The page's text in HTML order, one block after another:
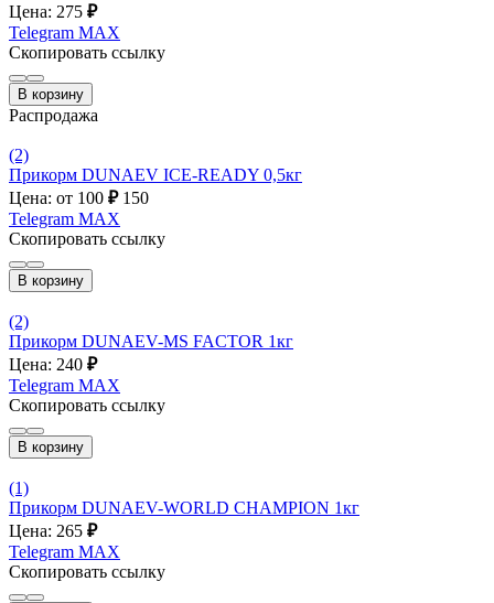
Цена: 275 ₽
Telegram MAX
Скопировать ссылку
В корзину
Распродажа
(2)
Прикорм DUNAEV ICE-READY 0,5кг
Цена: от 100 ₽ 150
Telegram MAX
Скопировать ссылку
В корзину
(2)
Прикорм DUNAEV-MS FACTOR 1кг
Цена: 240 ₽
Telegram MAX
Скопировать ссылку
В корзину
(1)
Прикорм DUNAEV-WORLD CHAMPION 1кг
Цена: 265 ₽
Telegram MAX
Скопировать ссылку